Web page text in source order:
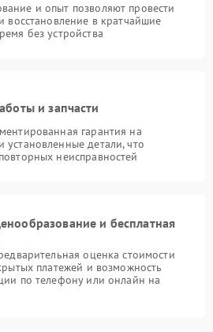
и опыт позволяют провести
восстановление в кратчайшие
без устройства
и запчасти
гарантия на
детали, что
неисправностей
и бесплатная
оценка стоимости
платежей и возможность
по телефону или онлайн на